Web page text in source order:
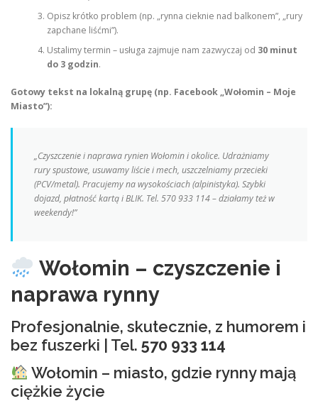
Opisz krótko problem (np. „rynna cieknie nad balkonem”, „rury
zapchane liśćmi”).
Ustalimy termin – usługa zajmuje nam zazwyczaj od 30 minut
do 3 godzin.
Gotowy tekst na lokalną grupę (np. Facebook „Wołomin – Moje
Miasto”):
„Czyszczenie i naprawa rynien Wołomin i okolice. Udrażniamy
rury spustowe, usuwamy liście i mech, uszczelniamy przecieki
(PCV/metal). Pracujemy na wysokościach (alpinistyka). Szybki
dojazd, płatność kartą i BLIK. Tel. 570 933 114 – działamy też w
weekendy!”
Wołomin – czyszczenie i
naprawa rynny
Profesjonalnie, skutecznie, z humorem i
bez fuszerki | Tel. 570 933 114
Wołomin – miasto, gdzie rynny mają
ciężkie życie